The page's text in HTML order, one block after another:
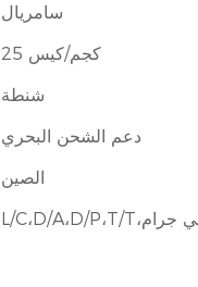
سامريال
25 كجم/كيس
شنطة
دعم الشحن البحري
الصين